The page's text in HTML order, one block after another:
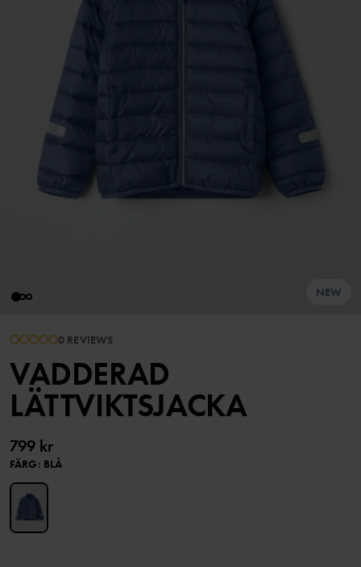
NEW
0 REVIEWS
VADDERAD
LÄTTVIKTSJACKA
799 kr
FÄRG: BLÅ